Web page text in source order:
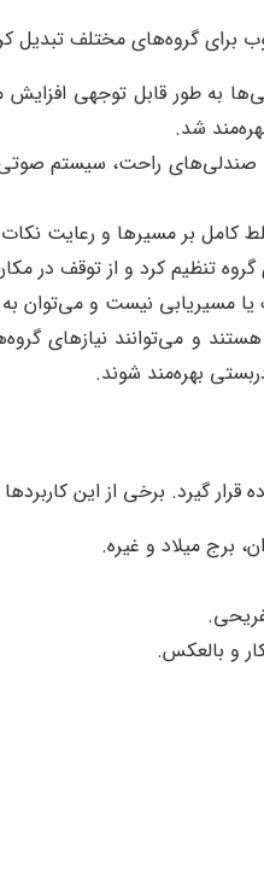
برای گروه‌های مختلف تبدیل
به طور قابل توجهی افزایش
شد.
صندلی‌های راحت، سیستم
کامل بر مسیرها و رعایت
گروه تنظیم کرد و از توقف در
یا مسیریابی نیست و می‌توان
و می‌توانند نیازهای
بهره‌مند شوند.
گیرد. برخی از این کاربردها
برج میلاد و غیره.
و بالعکس.